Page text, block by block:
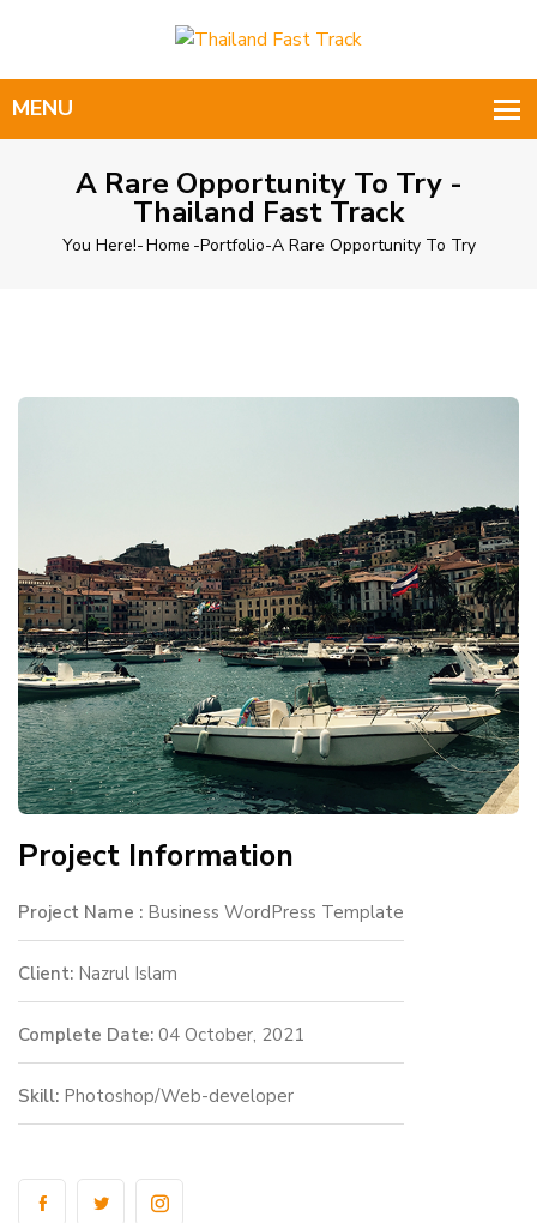
A Rare Opportunity To Try -
Thailand Fast Track
You Here!-Home -Portfolio-A Rare Opportunity To Try
Project Information
Project Name : Business WordPress Template
Client: Nazrul Islam
Complete Date: 04 October, 2021
Skill: Photoshop/Web-developer